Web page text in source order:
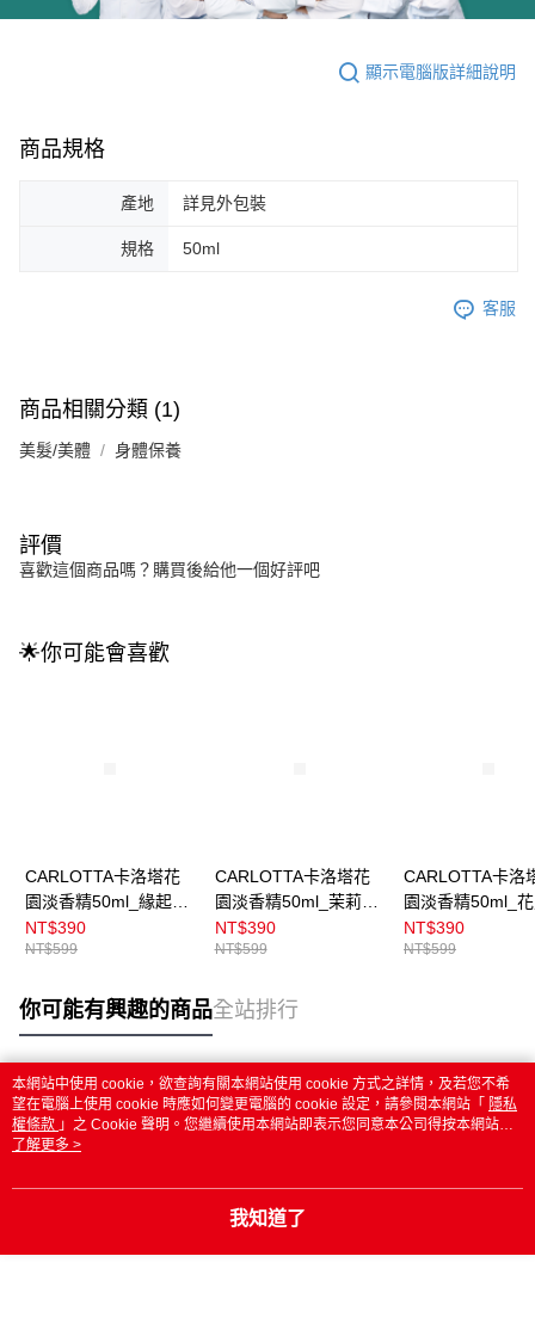
顯示電腦版詳細說明
商品規格
產地 詳見外包裝
規格 50ml
客服
商品相關分類 (1)
美髮/美體 身體保養
評價
喜歡這個商品嗎？購買後給他一個好評吧
🌟你可能會喜歡
CARLOTTA卡洛塔花
園淡香精50ml_緣起微
霧
NT$390
NT$599
CARLOTTA卡洛塔花
園淡香精50ml_茉莉盛
典
NT$390
NT$599
CARLOTTA卡洛
園淡香精50ml_
露
NT$390
NT$599
你可能有興趣的商品全站排行
熱門標籤
本網站中使用 cookie，欲查詢有關本網站使用 cookie 方式之詳情，及若您不希
望在電腦上使用 cookie 時應如何變更電腦的 cookie 設定，請參閱本網站「 隱私
權條款 」之 Cookie 聲明。您繼續使用本網站即表示您同意本公司得按本網站使
用條款之 Cookie 聲明使用 cookie。
了解更多 >
我知道了